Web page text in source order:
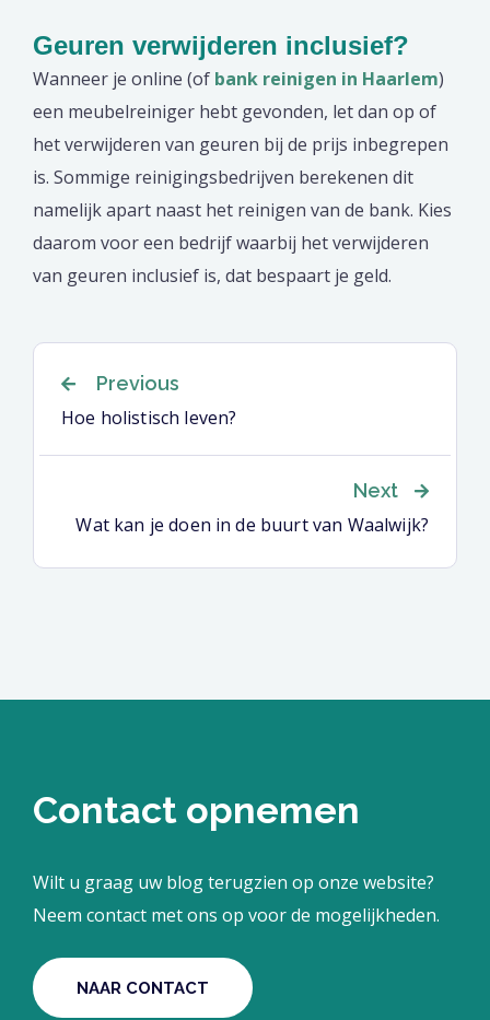
Geuren verwijderen inclusief?
Wanneer je online (of bank reinigen in Haarlem)
een meubelreiniger hebt gevonden, let dan op of
het verwijderen van geuren bij de prijs inbegrepen
is. Sommige reinigingsbedrijven berekenen dit
namelijk apart naast het reinigen van de bank. Kies
daarom voor een bedrijf waarbij het verwijderen
van geuren inclusief is, dat bespaart je geld.
Berichtnavigatie
Previous
Hoe holistisch leven?
Next
Wat kan je doen in de buurt van Waalwijk?
Contact opnemen
Wilt u graag uw blog terugzien op onze website?
Neem contact met ons op voor de mogelijkheden.
NAAR CONTACT